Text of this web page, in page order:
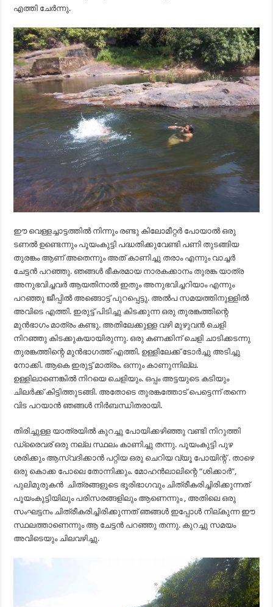
എത്തി ചേർന്നു.
ഈ വെള്ളച്ചാട്ടത്തിൽ നിന്നും രണ്ടു കിലോമീറ്റർ പോയാൽ ഒരു
ടണൽ ഉണ്ടെന്നും പൂയംകുട്ടി പദ്ധതിക്കുവേണ്ടി പണി തുടങ്ങിയ
തുരങ്കം ആണ് അതെന്നും അത് കാണിച്ചു തരാം എന്നും വാച്ചർ
ചേട്ടൻ പറഞ്ഞു. ഞങ്ങൾ ഭീകരമായ നാരകക്കാനം തുരങ്ക യാത്ര
അനുഭവിച്ചവർ ആയതിനാൽ ഇതും അനുഭവിച്ചറിയാം എന്നും
പറഞ്ഞു ജീപ്പിൽ അങ്ങൊട്ട് പുറപ്പെട്ടു. അൽപ സമയത്തിനുള്ളിൽ
അവിടെ എത്തി. ഇരുട്ട് പിടിച്ചു കിടക്കുന്ന ഒരു തുരങ്കത്തിന്റെ
മുൻഭാഗം മാത്രം കണ്ടു. അതിലേക്കുള്ള വഴി മുഴുവൻ ചെളി
നിറഞ്ഞു കിടക്കുകയായിരുന്നു. ഒരു കണക്കിന് ചെളി ചാടിക്കടന്നു
തുരങ്കത്തിന്റെ മുൻഭാഗത്ത്‌ എത്തി. ഉള്ളിലേക്ക് ടോർച്ചു അടിച്ചു
നോക്കി. ആകെ ഇരുട്ട് മാത്രം. ഒന്നും കാണുന്നില്ല.
ഉള്ളിലാണെങ്കിൽ നിറയെ ചെളിയും. ഒപ്പം അട്ടയുടെ കടിയും
ചിലർക്ക് കിട്ടിത്തുടങ്ങി. അതോടെ തുരങ്കത്തോട് പെട്ടെന്ന് തന്നെ
വിട പറയാൻ ഞങ്ങൾ നിർബന്ധിതരായി.
തിരിച്ചുള്ള യാത്രയിൽ കുറച്ചു പോയിക്കഴിഞ്ഞു വണ്ടി നിറുത്തി
ഡ്രൈവര് ഒരു നല്ല സ്ഥലം കാണിച്ചു തന്നു. പൂയംകുട്ടി പുഴ
ശരിക്കും ആസ്വദിക്കാൻ പറ്റിയ ഒരു ചെറിയ വ്യൂ പോയിന്റ്‌ . താഴെ
ഒരു കൊക്ക പോലെ തോന്നിക്കും. മോഹൻലാലിന്റെ “ശിക്കാർ”,
പുലിമുരുകന്‍ ചിത്രങ്ങളുടെ ഭൂരിഭാഗവും ചിത്രീകരിച്ചിരിക്കുന്നത്
പൂയംകുട്ടിയിലും പരിസരങ്ങളിലും ആണെന്നും , അതിലെ ഒരു
സംഘട്ടനം ചിത്രീകരിച്ചിരിക്കുന്നത് ഞങ്ങൾ ഇപ്പോൾ നില്കുന്ന ഈ
സ്ഥലത്താണെന്നും ആ ചേട്ടൻ പറഞ്ഞു തന്നു. കുറച്ചു സമയം
അവിടെയും ചിലവഴിച്ചു.